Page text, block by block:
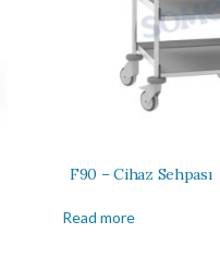
F90 – Cihaz Sehpası
Read more